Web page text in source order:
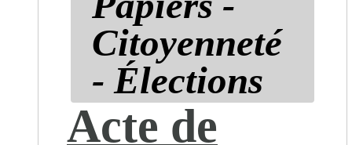
Citoyenneté
- Élections
Acte de